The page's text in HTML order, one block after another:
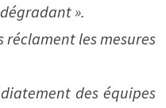
».
réclament les mesures
des équipes